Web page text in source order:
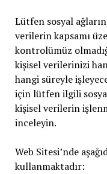
Lütfen sosyal
verilerin kapsamı
kontrolümüz
kişisel verilerinizi
hangi süreyle
için lütfen ilgili
kişisel verilerin
inceleyin.
Web Sitesi’nde
kullanmaktadır: